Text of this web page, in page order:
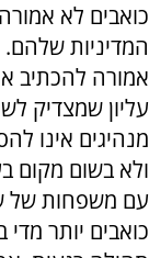
כואבים לא
המדיניות
אמורה להכתיב
עליון שמצדיק
מנהיגים אינו
ולא בשום מקום
עם משפחות של
כואבים יותר